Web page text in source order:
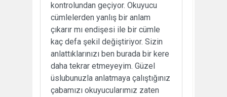
kontrolundan geçiyor. Okuyucu
cümlelerden yanlış bir anlam
çıkarır mı endişesi ile bir cümle
kaç defa şekil değiştiriyor. Sizin
anlattıklarınızı ben burada bir kere
daha tekrar etmeyeyim. Güzel
üslubunuzla anlatmaya çalıştığınız
çabamızı okuyucularımız zaten